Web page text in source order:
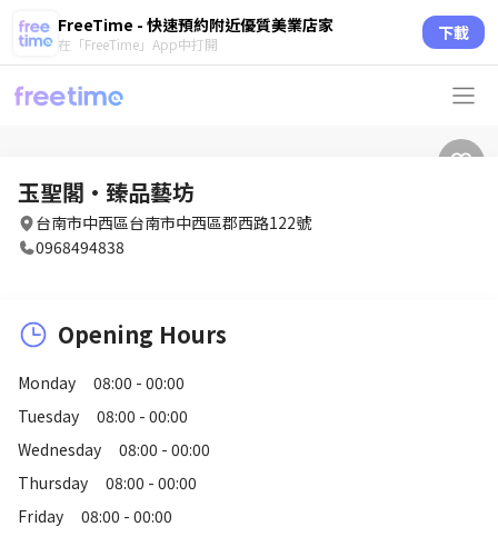
FreeTime - 快速預約附近優質美業店家
在「FreeTime」App中打開 下載
玉聖閣•臻品藝坊
台南市中西區台南市中西區郡西路122號
0968494838
Opening Hours
Monday
08:00 - 00:00
Tuesday
08:00 - 00:00
Wednesday
08:00 - 00:00
Thursday
08:00 - 00:00
Friday
08:00 - 00:00